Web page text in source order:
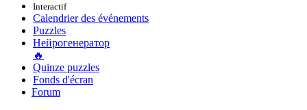
Interactif
Calendrier des événements
Puzzles
Нейрогенератор
🔥
Quinze puzzles
Fonds d'écran
Forum